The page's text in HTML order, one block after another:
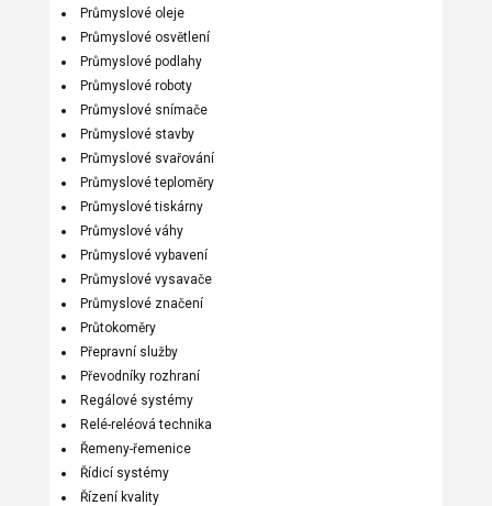
Průmyslové oleje
Průmyslové osvětlení
Průmyslové podlahy
Průmyslové roboty
Průmyslové snímače
Průmyslové stavby
Průmyslové svařování
Průmyslové teploměry
Průmyslové tiskárny
Průmyslové váhy
Průmyslové vybavení
Průmyslové vysavače
Průmyslové značení
Průtokoměry
Přepravní služby
Převodníky rozhraní
Regálové systémy
Relé-reléová technika
Řemeny-řemenice
Řídicí systémy
Řízení kvality